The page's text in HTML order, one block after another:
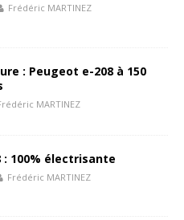
Frédéric MARTINEZ
: Peugeot e-208 à 150
MARTINEZ
: 100% électrisante
Frédéric MARTINEZ